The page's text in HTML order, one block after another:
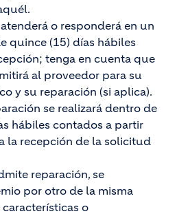
o responderá en un
quince (15) días hábiles
tenga en cuenta que
al proveedor para su
y su reparación (si aplica).
se realizará dentro de
hábiles contados a partir
la recepción de la solicitud
reparación, se
por otro de la misma
o